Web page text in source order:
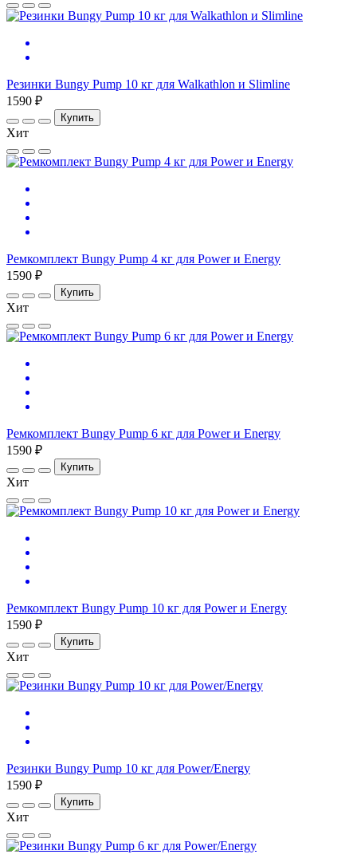
Резинки Bungy Pump 10 кг для Walkathlon и Slimline
1590 ₽
Купить
Хит
Ремкомплект Bungy Pump 4 кг для Power и Energy
1590 ₽
Купить
Хит
Ремкомплект Bungy Pump 6 кг для Power и Energy
1590 ₽
Купить
Хит
Ремкомплект Bungy Pump 10 кг для Power и Energy
1590 ₽
Купить
Хит
Резинки Bungy Pump 10 кг для Power/Energy
1590 ₽
Купить
Хит